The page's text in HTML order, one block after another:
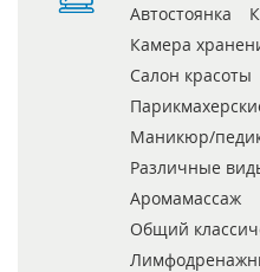
Автостоянка
Камера
Салон красоты
Маникюр/
Различные
Аромамассаж
Общий